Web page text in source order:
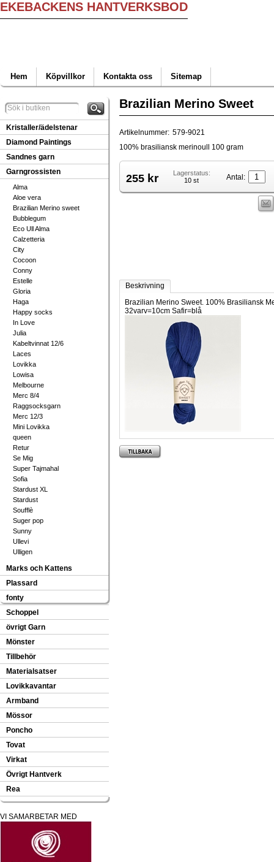
EKEBACKENS HANTVERKSBOD
Hem Köpvillkor Kontakta oss Sitemap
Kristaller/ädelstenar
Diamond Paintings
Sandnes garn
Garngrossisten
Alma
Aloe vera
Brazilian Merino sweet
Bubblegum
Eco Ull Alma
Calzetteria
City
Cocoon
Conny
Estelle
Gloria
Haga
Happy socks
In Love
Julia
Kabeltvinnat 12/6
Laces
Lovikka
Lowisa
Melbourne
Merc 8/4
Raggsocksgarn
Merc 12/3
Mini Lovikka
queen
Retur
Se Mig
Super Tajmahal
Sofia
Stardust XL
Stardust
Soufflè
Suger pop
Sunny
Ullevi
Ulligen
Marks och Kattens
Plassard
fonty
Schoppel
övrigt Garn
Mönster
Tillbehör
Materialsatser
Lovikkavantar
Armband
Mössor
Poncho
Tovat
Virkat
Övrigt Hantverk
Rea
VI SAMARBETAR MED
Brazilian Merino Sweet
Artikelnummer: 579-9021
100% brasiliansk merinoull 100 gram
255 kr
Lagerstatus:
10 st
Antal:
Beskrivning
Brazilian Merino Sweet. 100% Brasiliansk
32varv=10cm Safir=blå